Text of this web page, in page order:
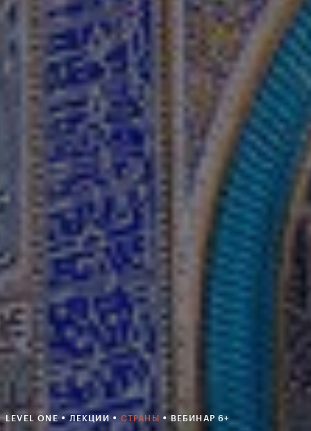
LEVEL ONE• ЛЕКЦИИ • СТРАНЫ • ВЕБИНАР 6+